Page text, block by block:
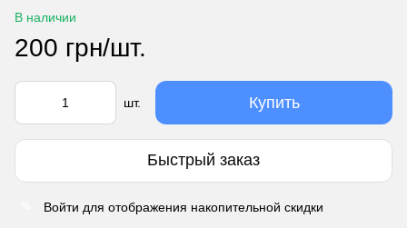
В наличии
200 грн/шт.
шт. Купить
Быстрый заказ
Войти для отображения накопительной скидки